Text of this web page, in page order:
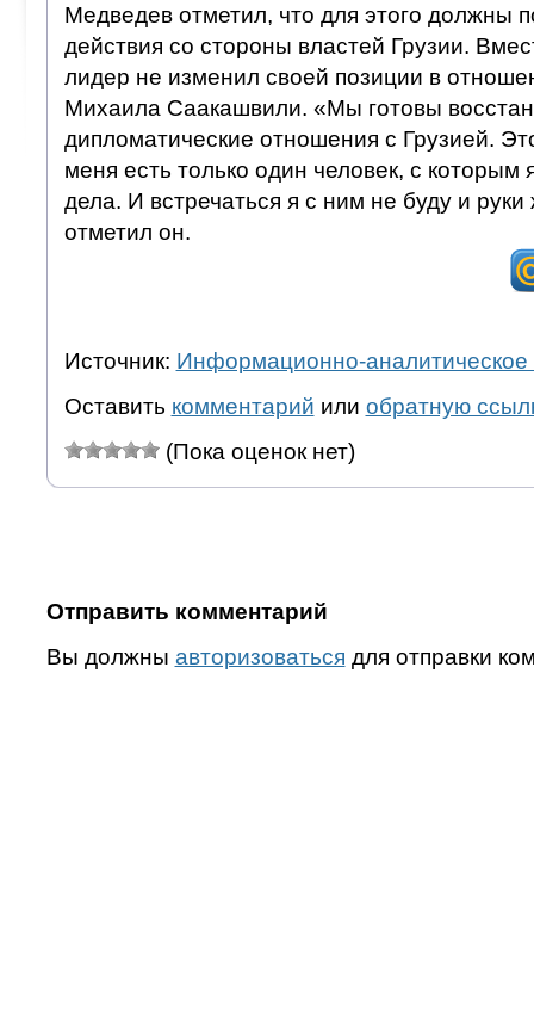
Медведев отметил, что для этого должны
действия со стороны властей Грузии.
лидер не изменил своей позиции в
Михаила Саакашвили. «Мы готовы
дипломатические отношения с Грузией.
меня есть только один человек, с которым
дела. И встречаться я с ним не буду и
отметил он.
Источник: Информационно-аналитическое
Оставить комментарий или обратную
(Пока оценок нет)
Отправить комментарий
Вы должны авторизоваться для отправки